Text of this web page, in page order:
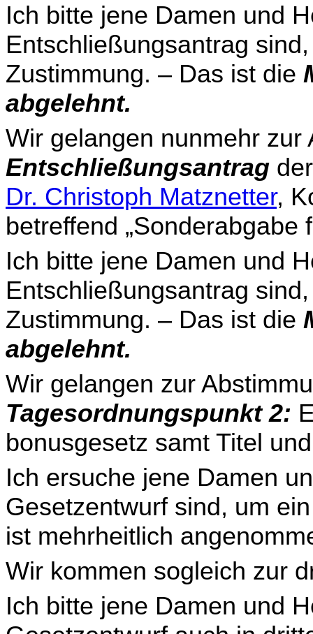
Ich bitte jene Damen und
Entschließungsantrag
Zustimmung. – Das ist die
abgelehnt.
Wir gelangen nunmehr zur
Entschließungsantrag
Dr. Christoph Matznetter,
betreffend „Sonderabgabe
Ich bitte jene Damen und
Entschließungsantrag
Zustimmung. – Das ist die
abgelehnt.
Wir gelangen zur
Tagesordnungspunkt 2:
bonusgesetz samt Titel
Ich ersuche jene Damen
Gesetzentwurf sind, um
ist mehrheitlich
Wir kommen sogleich zur
Ich bitte jene Damen und